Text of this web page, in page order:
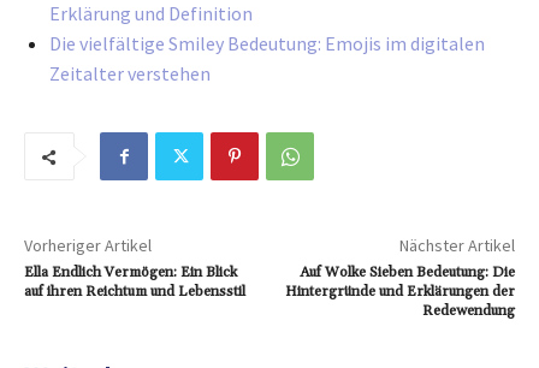
Erklärung und Definition
Die vielfältige Smiley Bedeutung: Emojis im digitalen
Zeitalter verstehen
Vorheriger Artikel
Ella Endlich Vermögen: Ein Blick
auf ihren Reichtum und Lebensstil
Nächster Artikel
Auf Wolke Sieben Bedeutung: Die
Hintergründe und Erklärungen der
Redewendung